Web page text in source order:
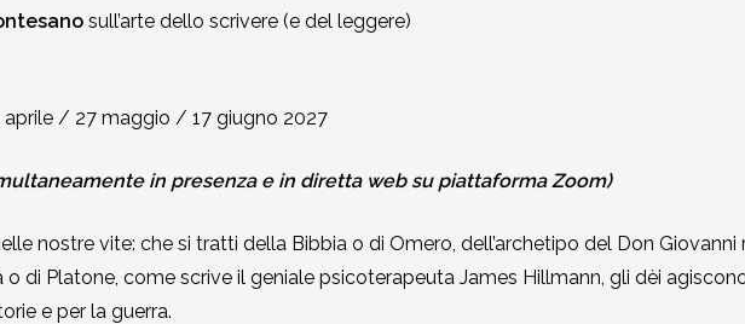
sull’arte dello scrivere (e del leggere)
/ 27 maggio / 17 giugno 2027
in presenza e in diretta web su piattaforma Zoom)
nostre vite: che si tratti della Bibbia o di Omero, dell’archetipo del Don
di Platone, come scrive il geniale psicoterapeuta James Hillmann, gli dèi
e per la guerra.